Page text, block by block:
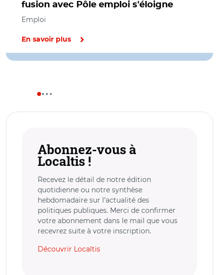
fusion avec Pôle emploi s'éloigne
Emploi
En savoir plus
Abonnez-vous à
Localtis !
Recevez le détail de notre édition
quotidienne ou notre synthèse
hebdomadaire sur l’actualité des
politiques publiques. Merci de confirmer
votre abonnement dans le mail que vous
recevrez suite à votre inscription.
Découvrir Localtis